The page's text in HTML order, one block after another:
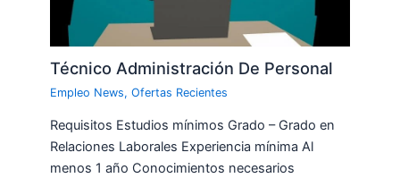
Técnico Administración De Personal
Empleo News,Ofertas Recientes
Requisitos Estudios mínimos Grado – Grado en
Relaciones Laborales Experiencia mínima Al
menos 1 año Conocimientos necesarios